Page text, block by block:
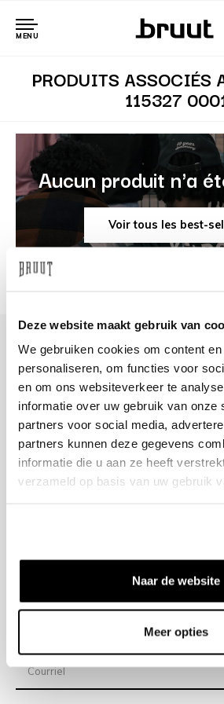
Deze website maakt gebruik van
We gebruiken cookies om content
personaliseren, om functies voor
en om ons websiteverkeer te
informatie over uw gebruik van onze
partners voor social media,
partners kunnen deze gegevens
informatie die u aan ze heeft
verzameld op basis van uw gebruik
Naar de website
Meer opties
MENU
PRODUITS ASSOCIÉS
115327
Aucun produit n'a
Voir tous les best-
+31 23 205 2006
info@bruut.nl
Formulaire de contact
Ouvert 11:00 - 21:00
VOIR LES HORAIRES D’OUVERTURE
Expéditions